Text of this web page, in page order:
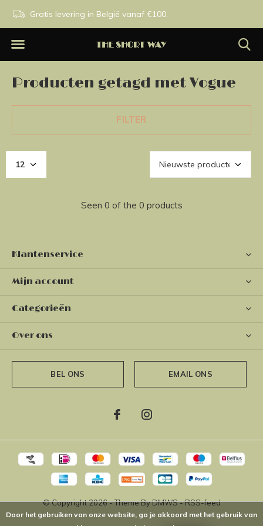
Gratis levering in België vanaf €100.
Producten getagd met Vogue
FILTER
Seen 0 of the 0 products
Klantenservice
Mijn account
Categorieën
Over ons
BEL ONS EMAIL ONS
© Copyright2026- Theme ByDMWS-RSS-feed
Door het gebruiken van onze website, ga je akkoord met het gebruik van